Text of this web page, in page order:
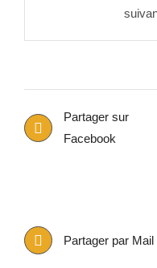
Partager sur
Facebook
Partager par Mail